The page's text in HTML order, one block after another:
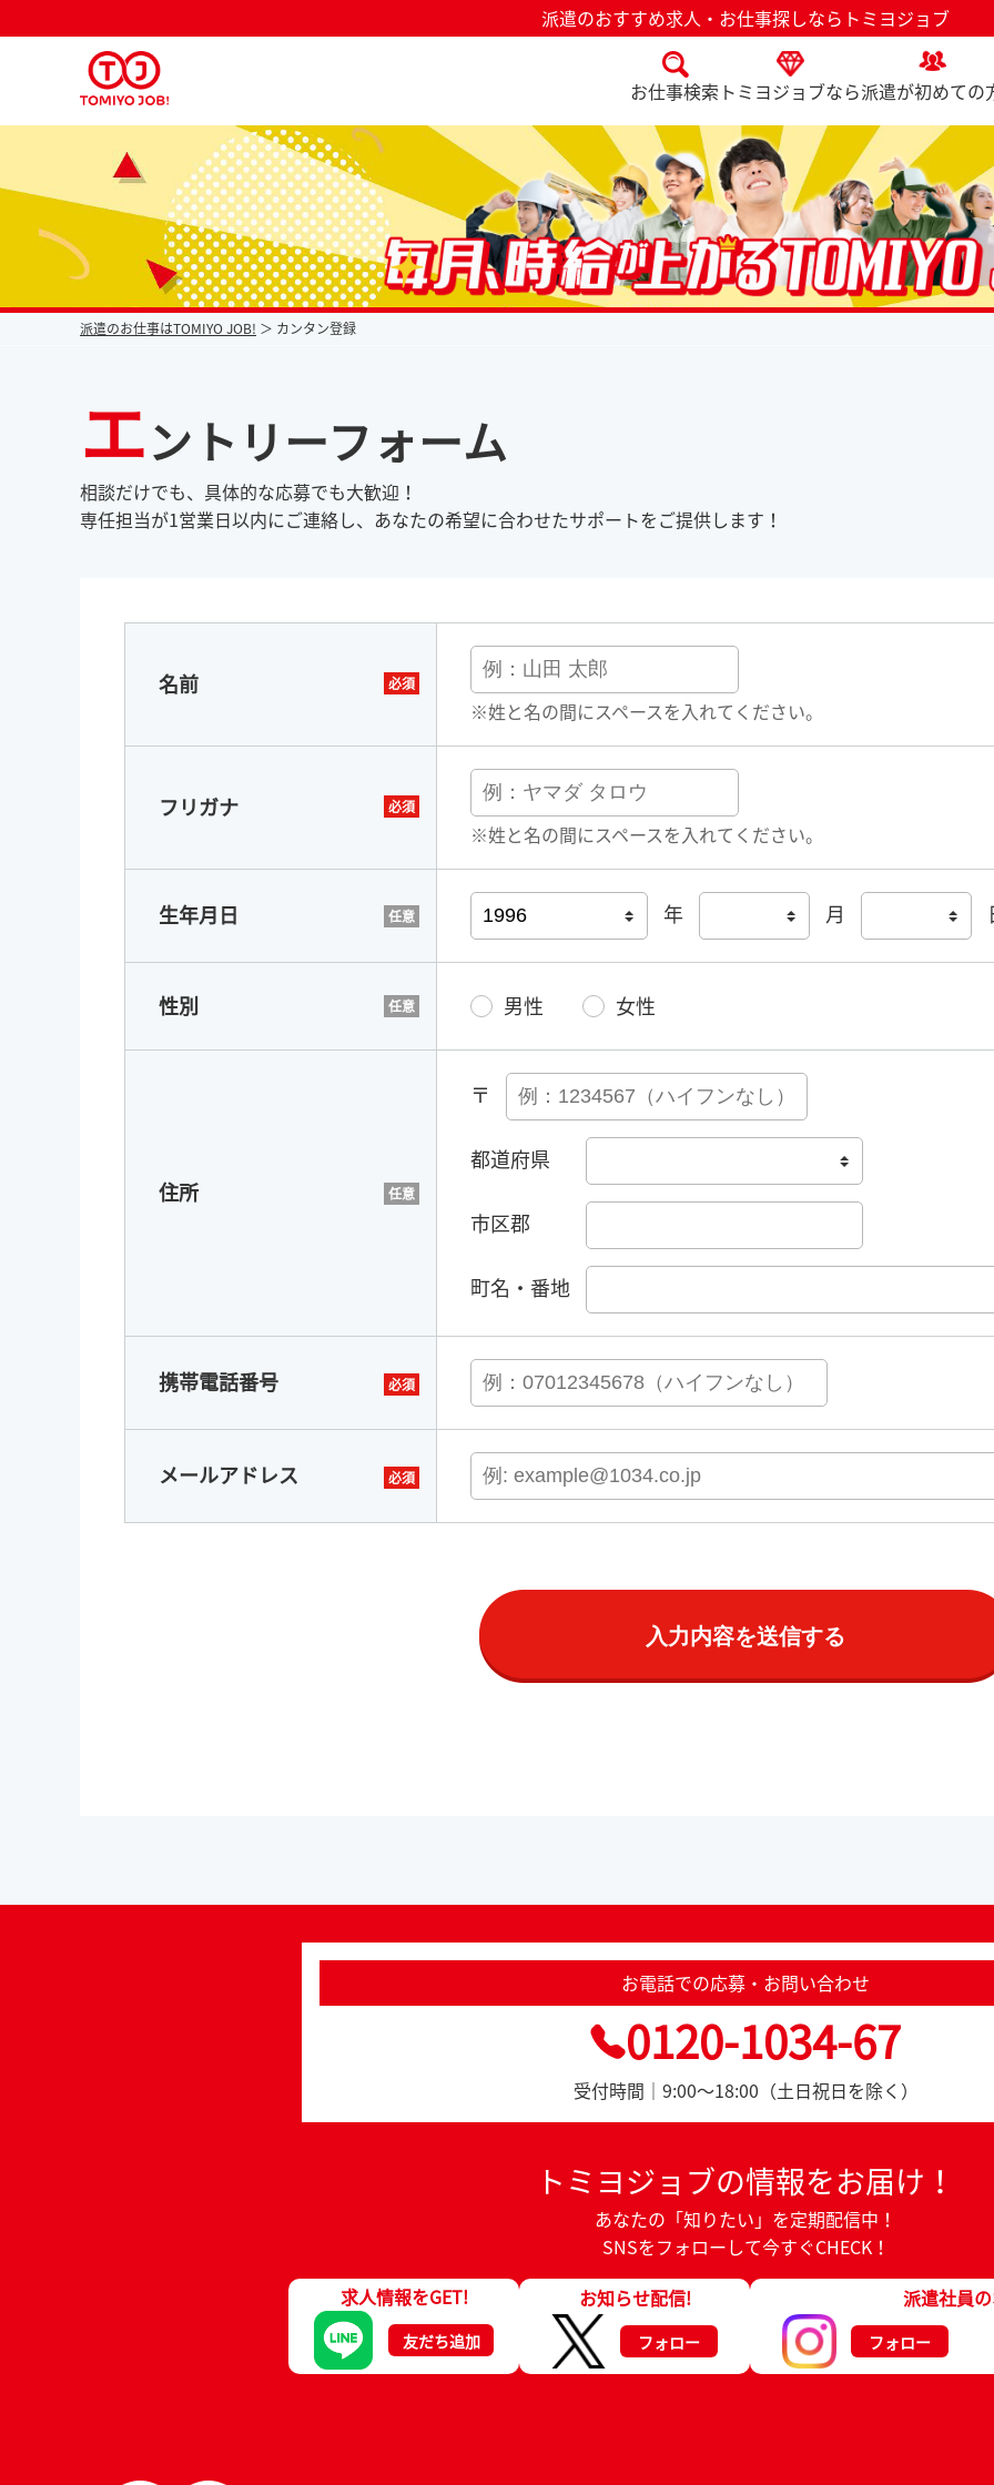
派遣のおすすめ求人・お仕事探しならトミヨジョブ
お仕事検索 トミヨジョブなら派遣が初めての
派遣なら毎月時給が上がるトミヨジョブ
派遣のお仕事はTOMIYO JOB! カンタン登録
エントリーフォーム
相談だけでも、具体的な応募でも大歓迎！
専任担当が1営業日以内にご連絡し、あなたの希望に合わせたサポートをご提供します！
名前
※姓と名の間にスペースを入れてください。
フリガナ
※姓と名の間にスペースを入れてください。
生年月日 年 月
性別 男性 女性
住所
〒
都道府県
市区郡
町名・番地
携帯電話番号
メールアドレス
お電話での応募・お問い合わせ
0120-1034-67
受付時間｜9:00～18:00（土日祝日を除く）
トミヨジョブの情報をお届け！
あなたの「知りたい」を定期配信中！
SNSをフォローして今すぐCHECK！
求人情報をGET!
友だち追加
お知らせ配信!
フォロー
派遣社員
フォロー